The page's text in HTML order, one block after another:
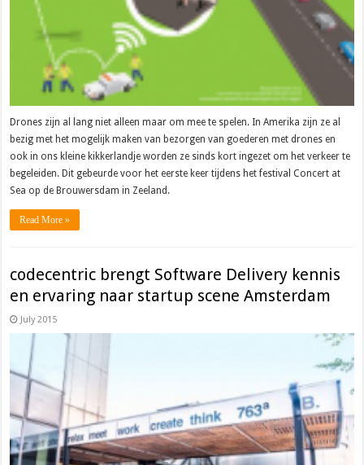
Drones zijn al lang niet alleen maar om mee te spelen. In Amerika zijn ze al
bezig met het mogelijk maken van bezorgen van goederen met drones en
ook in ons kleine kikkerlandje worden ze sinds kort ingezet om het verkeer te
begeleiden. Dit gebeurde voor het eerste keer tijdens het festival Concert at
Sea op de Brouwersdam in Zeeland.
Read More »
codecentric brengt Software Delivery kennis
en ervaring naar startup scene Amsterdam
July 2015